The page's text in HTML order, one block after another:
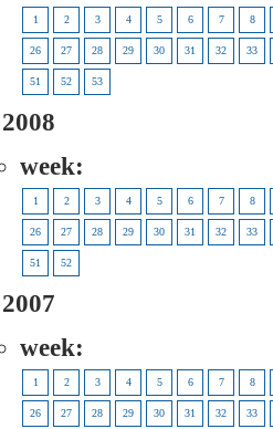
1 2 3 4 5 6 7 8
26 27 28 29 30 31 32 33
51 52 53
2008
week:
1 2 3 4 5 6 7 8
26 27 28 29 30 31 32 33
51 52
2007
week:
1 2 3 4 5 6 7 8
26 27 28 29 30 31 32 33